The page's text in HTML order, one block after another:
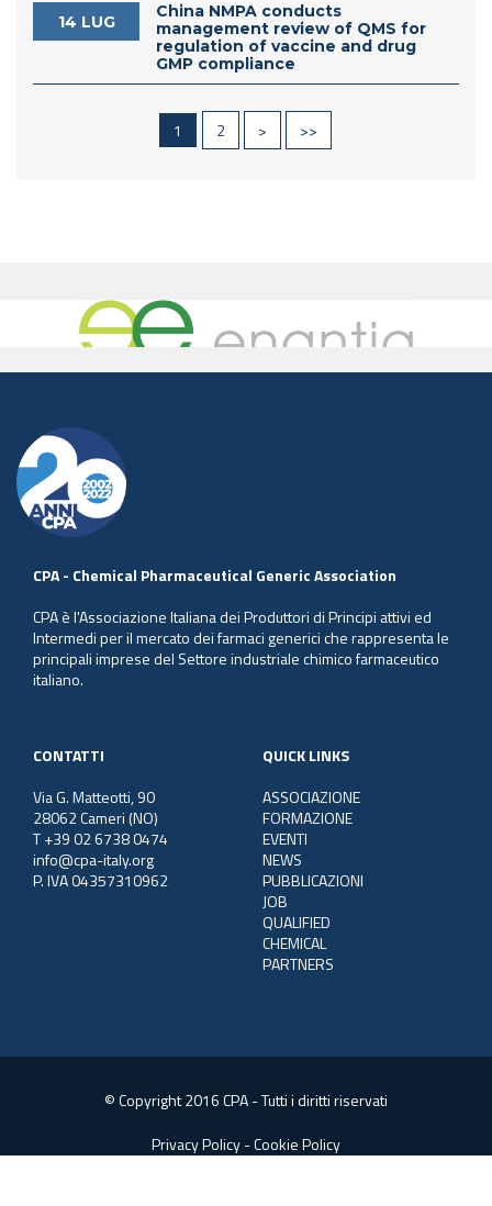
14 LUG
China NMPA conducts
management review of QMS for
regulation of vaccine and drug
GMP compliance
1 2 > >>
CPA - Chemical Pharmaceutical Generic Association
CPA è l'Associazione Italiana dei Produttori di Principi attivi ed
Intermedi per il mercato dei farmaci generici che rappresenta le
principali imprese del Settore industriale chimico farmaceutico
italiano.
CONTATTI
Via G. Matteotti, 90
28062 Cameri (NO)
T +39 02 6738 0474
info@cpa-italy.org
P. IVA 04357310962
QUICK LINKS
ASSOCIAZIONE
FORMAZIONE
EVENTI
NEWS
PUBBLICAZIONI
JOB
QUALIFIED
CHEMICAL
PARTNERS
© Copyright 2016 CPA - Tutti i diritti riservati
Privacy Policy-Cookie Policy